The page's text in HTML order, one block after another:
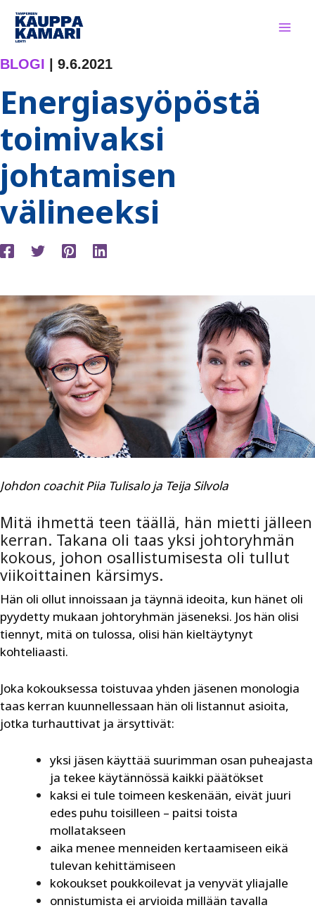
Siirry
sisältöön
BLOGI 9.6.2021
Energiasyöpöstä
toimivaksi
johtamisen
välineeksi
Johdon coachit Piia Tulisalo ja Teija Silvola
Mitä ihmettä teen täällä, hän mietti jälleen
kerran. Takana oli taas yksi johtoryhmän
kokous, johon osallistumisesta oli tullut
viikoittainen kärsimys.
Hän oli ollut innoissaan ja täynnä ideoita, kun hänet oli
pyydetty mukaan johtoryhmän jäseneksi. Jos hän olisi
tiennyt, mitä on tulossa, olisi hän kieltäytynyt
kohteliaasti.
Joka kokouksessa toistuvaa yhden jäsenen monologia
taas kerran kuunnellessaan hän oli listannut asioita,
jotka turhauttivat ja ärsyttivät:
yksi jäsen käyttää suurimman osan puheajasta
ja tekee käytännössä kaikki päätökset
kaksi ei tule toimeen keskenään, eivät juuri
edes puhu toisilleen – paitsi toista
mollatakseen
aika menee menneiden kertaamiseen eikä
tulevan kehittämiseen
kokoukset poukkoilevat ja venyvät yliajalle
onnistumista ei arvioida millään tavalla